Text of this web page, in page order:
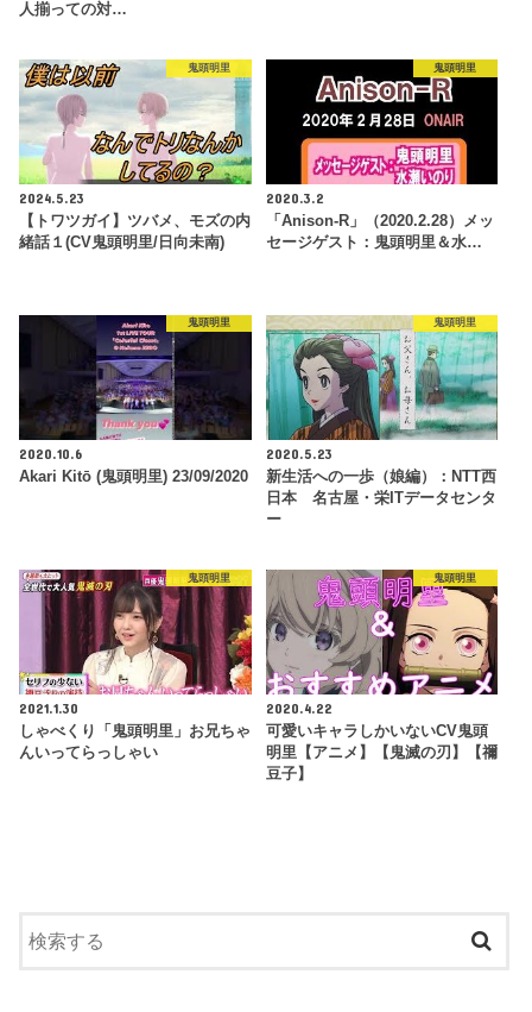
人揃っての対…
鬼頭明里
2024.5.23
【トワツガイ】ツバメ、モズの内
緒話１(CV鬼頭明里/日向未南)
鬼頭明里
2020.3.2
「Anison-R」（2020.2.28）メッ
セージゲスト：鬼頭明里＆水…
鬼頭明里
2020.10.6
Akari Kitō (鬼頭明里) 23/09/2020
鬼頭明里
2020.5.23
新生活への一歩（娘編）：NTT西
日本 名古屋・栄ITデータセンタ
ー
鬼頭明里
2021.1.30
しゃべくり「鬼頭明里」お兄ちゃ
んいってらっしゃい
鬼頭明里
2020.4.22
可愛いキャラしかいないCV鬼頭
明里【アニメ】【鬼滅の刃】【禰
豆子】